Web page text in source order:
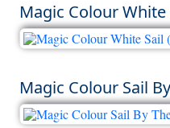
Magic Colour White
Magic Colour Sail